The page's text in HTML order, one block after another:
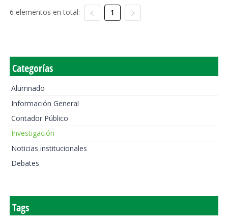
6 elementos en total: 1
Categorías
Alumnado
Información General
Contador Público
Investigación
Noticias institucionales
Debates
Tags